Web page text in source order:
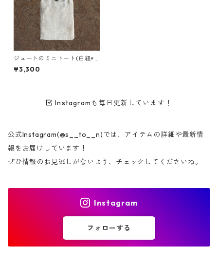
ジュートのミニトート(白紐×
鹿ボタン付)
¥3,300
Instagramも毎日更新しています！
公式Instagram(@s__to__n)では、アイテムの詳細や最新情
報をお届けしています！
ぜひ情報のお見逃しがないよう、チェックしてくださいね。
Instagram
フォローする